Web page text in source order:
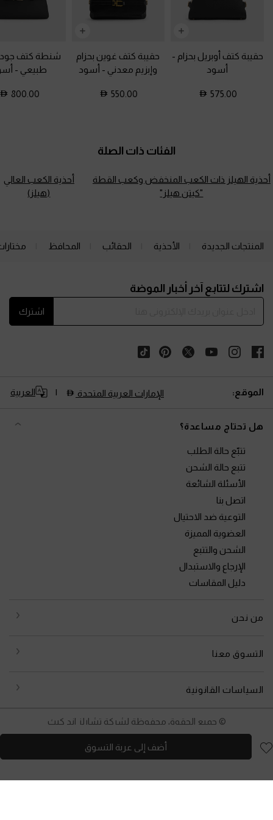
أضف إلى عربة التسوق
حقيبة كتف أوبريل بحزام -
أسود
575.00
حقيبة كتف غوين بحزام
وإبزيم معدني - أسود
550.00
شنطة كتف
طبيعي -
800.00
الفئات ذات الصلة
أحذية الهيلز ذات الكعب المنخفض وكعب القطة
"كيتن هيلز"
أحذية الكعب العالي
(هيلز)
المنتجات الجديدة الأحذية الحقائب المحافظ
اشترك لتتابع آخر أخبار الموضة
اشترك
الموقع: الإمارات العربية المتحدة العربية
هل تحتاج مساعدة؟
تتبّع حالة الطلب
تتبع حالة الشحن
الأسئلة الشائعة
اتصل بنا
التوعية ضد الاحتيال
العضوية المميزة
الشحن والتتبع
الإرجاع والاستبدال
دليل المقاسات
من نحن
التسوق معنا
السياسات القانونية
© جميع الحقوق محفوظة لشركة تشارلز اند كيث